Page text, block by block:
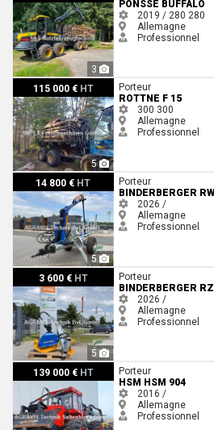
3
PONSSE BUFFALO
2019 / 280 280
Allemagne
Professionnel
115 000 € HT
5
Rottne F 15
Porteur
ROTTNE F 15
300 300
Allemagne
Professionnel
14 800 € HT
5
Binderberger RW 3
Porteur
BINDERBERGER
2026 /
Allemagne
Professionnel
3 600 € HT
5
Binderberger RZ 1400 ECOPorteur
BINDERBERGER
2026 /
Allemagne
Professionnel
139 000 € HT
HSM HSM 904
Porteur
HSM HSM 904
2016 /
Allemagne
Professionnel